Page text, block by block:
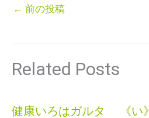
← 前の投稿
Related Posts
健康いろはガルタ 《い》